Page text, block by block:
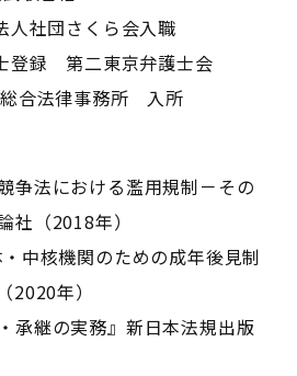
社団さくら会入職
登録 第二東京弁護士会
合法律事務所 入所
争法における濫用規制－その
社（2018年）
中核機関のための成年後見制
2020年）
承継の実務』新日本法規出版